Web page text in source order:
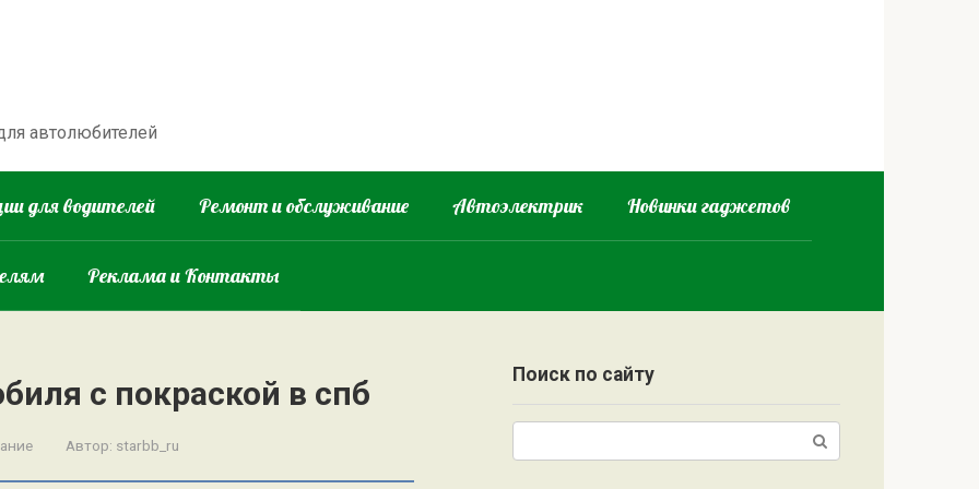
автолюбителей
для водителей Ремонт и обслуживание Автоэлектрик Новинки гаджетов
Реклама и Контакты
с покраской в спб
Автор: starbb_ru
Поиск по сайту